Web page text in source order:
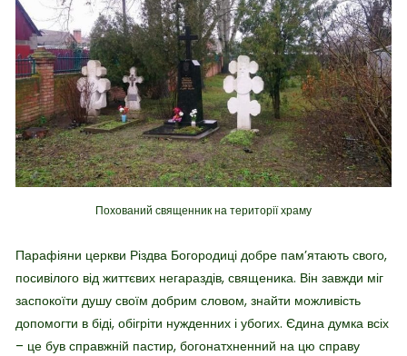
Похований священник на території храму
Парафіяни церкви Різдва Богородиці добре пам’ятають свого,
посивілого від життєвих негараздів, священика. Він завжди міг
заспокоїти душу своїм добрим словом, знайти можливість
допомогти в біді, обігріти нужденних і убогих. Єдина думка всіх
– це був справжній пастир, богонатхненний на цю справу